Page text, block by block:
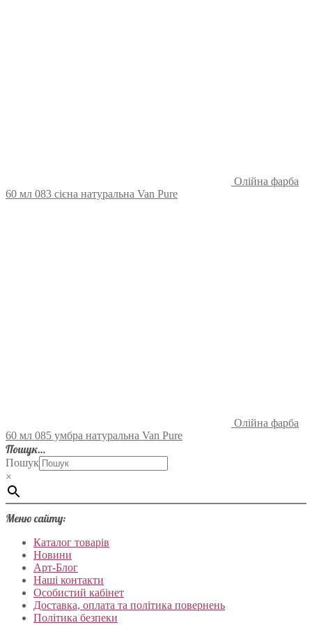
Олійна фарба
60 мл 083 сієна натуральна Van Pure
Олійна фарба
60 мл 085 умбра натуральна Van Pure
Пошук…
Пошук
×
Меню сайту:
Каталог товарів
Новини
Арт-Блог
Наші контакти
Особистий кабінет
Доставка, оплата та політика повернень
Політика безпеки